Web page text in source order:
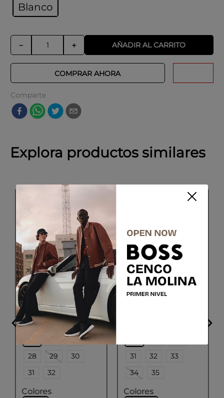
Blanco
＋
－ AÑADIR AL CARRITO
COMPRAR AHORA
Comparte
Explora productos similares
GEOX
J WASHIBA
Talla
27
28
29
30
31
32
Colores
GEOX
31
32
33
34
35
Colores